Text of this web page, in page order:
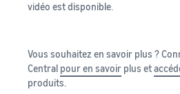
vidéo est disponible.
Vous souhaitez en savoir plus ?
Central pour en savoir plus et
produits.